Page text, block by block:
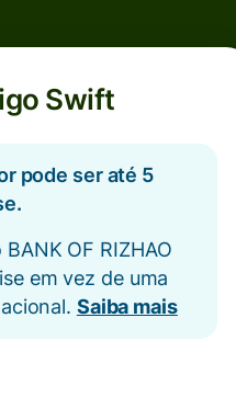
Swift
pode ser até 5
OF RIZHAO
em vez de uma
Saiba mais